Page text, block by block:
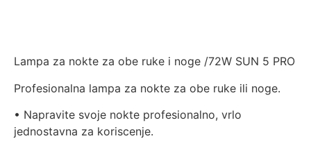
Lampa za nokte za obe ruke i noge /72W SUN 5 PRO
Profesionalna lampa za nokte za obe ruke ili noge.
• Napravite svoje nokte profesionalno, vrlo
jednostavna za koriscenje.